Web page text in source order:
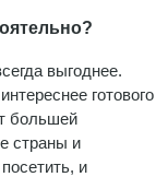
выгоднее.
готового
большей
страны и
и